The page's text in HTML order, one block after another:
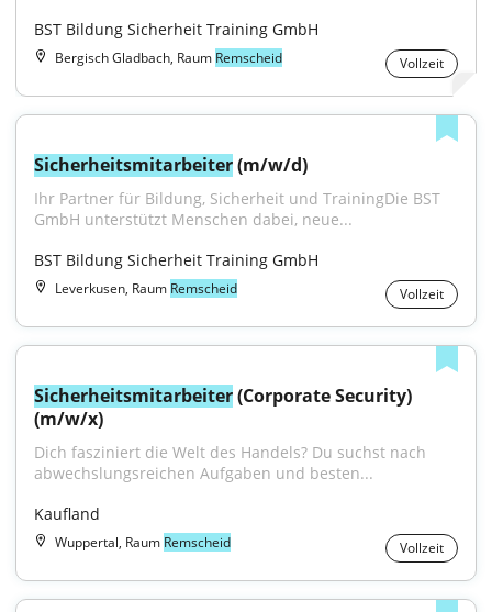
BST Bildung Sicherheit Training GmbH
Bergisch Gladbach, Raum Remscheid Vollzeit
Sicherheitsmitarbeiter (m/w/d)
Ihr Partner für Bildung, Sicherheit und TrainingDie BST
GmbH unterstützt Menschen dabei, neue...
BST Bildung Sicherheit Training GmbH
Leverkusen, Raum Remscheid Vollzeit
Sicherheitsmitarbeiter (Corporate Security)
(m/w/x)
Dich fasziniert die Welt des Handels? Du suchst nach
abwechslungsreichen Aufgaben und besten...
Kaufland
Wuppertal, Raum Remscheid Vollzeit